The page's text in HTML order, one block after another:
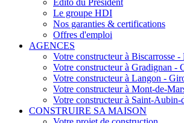
Édito du Président
Le groupe HDI
Nos garanties & certifications
Offres d'emploi
AGENCES
Votre constructeur à Biscarrosse -
Votre constructeur à Gradignan -
Votre constructeur à Langon -
Votre constructeur à Mont-de-
Votre constructeur à Saint-
CONSTRUIRE SA MAISON